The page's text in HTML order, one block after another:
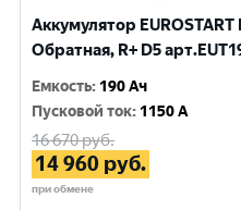
Аккумулятор EUROSTART
Обратная, R+ D5
Емкость: 190 Ач
Пусковой ток: 1150 A
16 670руб.
14 960 руб.
при обмене